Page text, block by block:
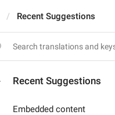
Recent Suggestions
Recent Suggestions
Embedded content